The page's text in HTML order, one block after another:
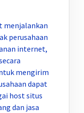
menjalankan
perusahaan
internet,
mengirim
dapat
host situs
dan jasa